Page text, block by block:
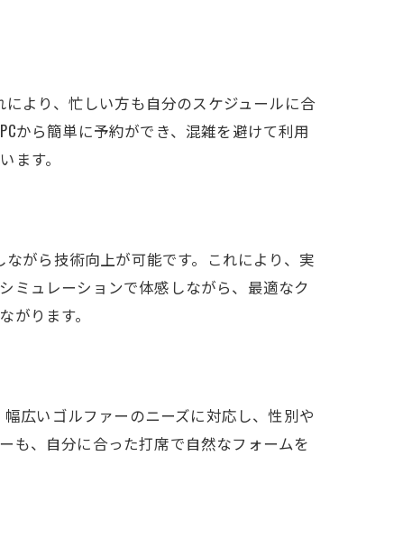
より、忙しい方も自分のスケジュールに合
から簡単に予約ができ、混雑を避けて利用
ます。
がら技術向上が可能です。これにより、実
ミュレーションで体感しながら、最適なク
ります。
広いゴルファーのニーズに対応し、性別や
も、自分に合った打席で自然なフォームを